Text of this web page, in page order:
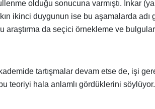
olduğu sonucuna varmıştı. İnkar
ikinci duygunun ise bu aşamalarda
araştırma da seçici örnekleme ve
tartışmalar devam etse de, işi
teoriyi hala anlamlı gördüklerini söylüyor.